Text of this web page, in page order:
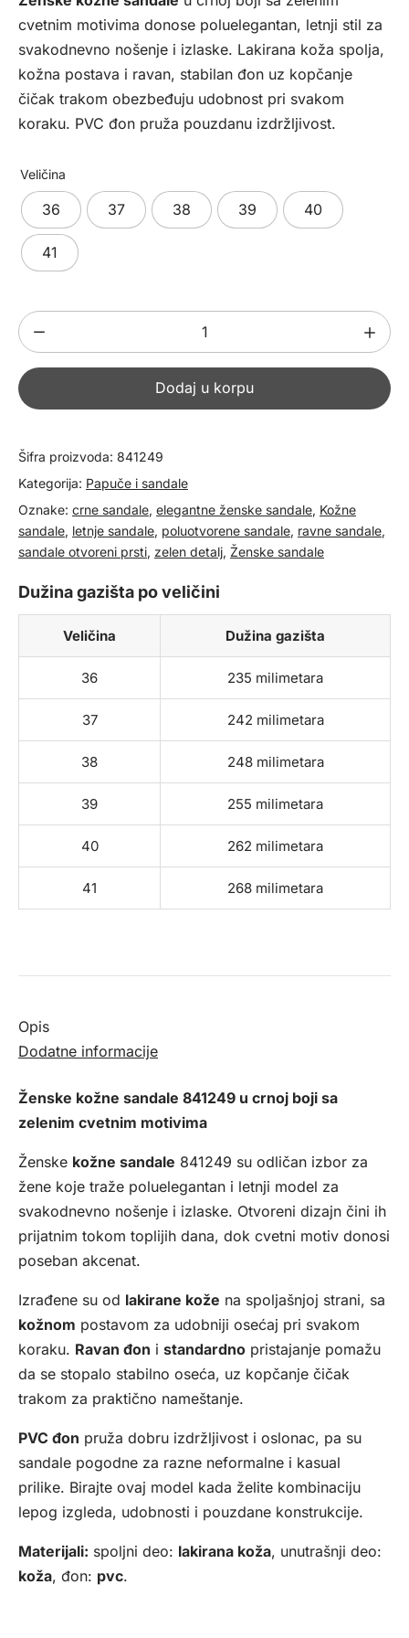
bila:
5990,00 рсд.
4972,00 рсд.
cvetnim motivima donose poluelegantan, letnji stil za
svakodnevno nošenje i izlaske. Lakirana koža spolja,
kožna postava i ravan, stabilan đon uz kopčanje
čičak trakom obezbeđuju udobnost pri svakom
koraku. PVC đon pruža pouzdanu izdržljivost.
Veličina
36 37 38 39 40
41
Ženske
kožne
sandale
841249
Dodaj u korpu
Šifra proizvoda: 841249
Kategorija: Papuče i sandale
Oznake: crne sandale, elegantne ženske sandale, Kožne
sandale, letnje sandale, poluotvorene sandale, ravne sandale,
sandale otvoreni prsti, zelen detalj, Ženske sandale
Dužina gazišta po veličini
Veličina Dužina gazišta
36 235 milimetara
37 242 milimetara
38 248 milimetara
39 255 milimetara
40 262 milimetara
41 268 milimetara
Opis
Dodatne informacije
Ženske kožne sandale 841249 u crnoj boji sa
zelenim cvetnim motivima
Ženske kožne sandale 841249 su odličan izbor za
žene koje traže poluelegantan i letnji model za
svakodnevno nošenje i izlaske. Otvoreni dizajn čini ih
prijatnim tokom toplijih dana, dok cvetni motiv donosi
poseban akcenat.
Izrađene su od lakirane kože na spoljašnjoj strani, sa
kožnom postavom za udobniji osećaj pri svakom
koraku. Ravan đon i standardno pristajanje pomažu
da se stopalo stabilno oseća, uz kopčanje čičak
trakom za praktično nameštanje.
PVC đon pruža dobru izdržljivost i oslonac, pa su
sandale pogodne za razne neformalne i kasual
prilike. Birajte ovaj model kada želite kombinaciju
lepog izgleda, udobnosti i pouzdane konstrukcije.
Materijali: spoljni deo: lakirana koža, unutrašnji deo:
koža, đon: pvc.